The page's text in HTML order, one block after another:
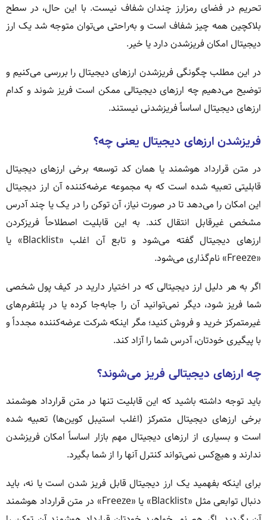
تحریم در فضای رمزارز چندان شفاف نیست. با این حال، در سطح
بلاکچین همه چیز شفاف است و به‌راحتی می‌توان متوجه شد یک ارز
دیجیتال امکان فریزشدن دارد یا خیر.
در این مطلب چگونگی فریزشدن ارزهای دیجیتال را بررسی می‌کنیم و
توضیح می‌دهیم چه ارزهای دیجیتالی ممکن است فریز شوند و کدام
ارزهای دیجیتال اساساً فریزشدنی نیستند.
فریزشدن ارزهای دیجیتال یعنی چه؟
در متن قرارداد هوشمند یا همان کد توسعه برخی ارزهای دیجیتال
قابلیتی تعبیه شده است که به مجموعه عرضه‌کننده آن ارز دیجیتال
این امکان را می‌دهد تا در صورت نیاز، آن توکن را در یک یا چند آدرس
مشخص غیرقابل انتقال کند. به این قابلیت اصطلاحاً فریزکردن
ارزهای دیجیتال گفته می‌شود و تابع آن اغلب «Blacklist» یا
«Freeze» نام‌گذاری می‌شود.
اگر به هر دلیل ارز دیجیتالی که در اختیار دارید در کیف پول شخصی
شما فریز شود، دیگر نمی‌توانید آن را جابه‌جا کرده یا در پلتفرم‌های
غیرمتمرکز خرید و فروش کنید؛ مگر اینکه شرکت عرضه‌کننده مجدداً و
با پیگیری خودتان، آدرس شما را آزاد کند.
چه ارزهای دیجیتالی فریز می‌شوند؟
باید توجه داشته باشید که این قابلیت تنها در متن قرارداد هوشمند
برخی ارزهای دیجیتال متمرکز (اغلب استیبل کوین‌ها) تعبیه شده
است و بسیاری از ارزهای دیجیتال مهم بازار اساساً امکان فریزشدن
ندارند و هیچ‌کس نمی‌تواند کنترل آنها را از شما بگیرد.
برای اینکه بفهمید یک ارز دیجیتال قابل فریز شدن است یا نه، باید
دنبال توابعی مثل «Blacklist» یا «Freeze» در متن قرارداد هوشمند